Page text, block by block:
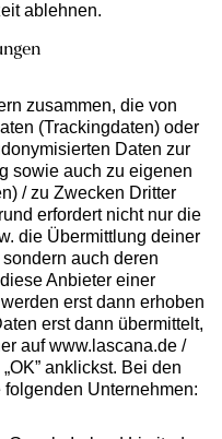
ablehnen.
zusammen, die von
(Trackingdaten) oder
Daten zur
sowie auch zu eigenen
/ zu Zwecken Dritter
erfordert nicht nur die
die Übermittlung deiner
auch deren
Anbieter einer
erst dann erhoben
erst dann übermittelt,
auf www.lascana.de /
anklickst. Bei den
Unternehmen: